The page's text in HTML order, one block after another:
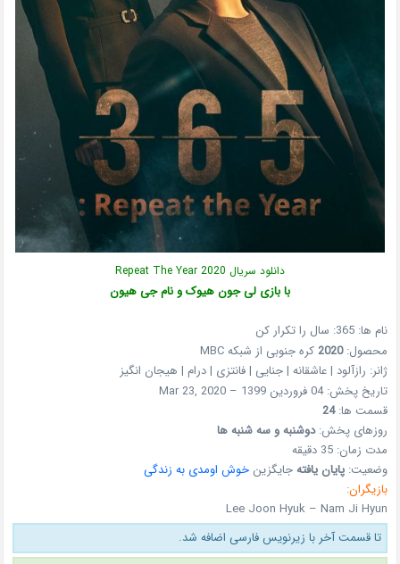
دانلود سریال Repeat The Year 2020
با بازی لی جون هیوک و نام جی هیون
نام ها: 365: سال را تکرار کن
محصول:2020کره جنوبی از شبکه MBC
ژانر: رازآلود | عاشقانه | جنایی | فانتزی | درام | هیجان انگیز
تاریخ پخش: 04 فروردین 1399 – Mar 23, 2020
قسمت ها:24
روزهای پخش:دوشنبه و سه شنبه ها
مدت زمان: 35 دقیقه
وضعیت:پایان یافتهجایگزینخوش اومدی به زندگی
بازیگران:
Lee Joon Hyuk – Nam Ji Hyun
تا قسمت آخر با زیرنویس فارسی اضافه شد.